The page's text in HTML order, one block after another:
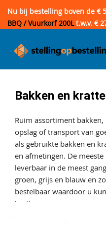
Nu bij bestelling boven de €
BBQ / Vuurkorf 200Lt.w.v. €
Bakken en
Ruim assortiment
opslag of transport van
als gebruikte bakken en
en afmetingen. De
leverbaar in de meest
groen, grijs en blauw en
bestelbaar waardoor u
kortingen.